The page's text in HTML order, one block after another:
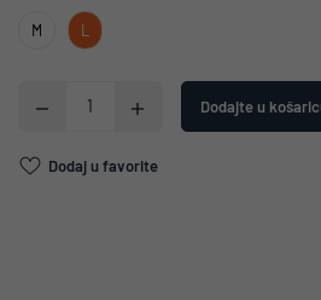
M L
Dodajte u
Dodaj u favorite